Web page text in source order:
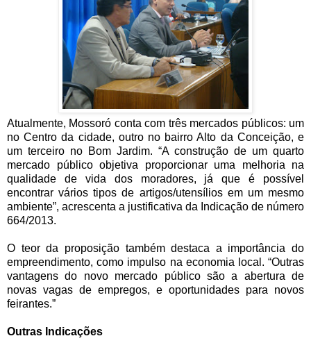
Atualmente, Mossoró conta com três mercados públicos: um
no Centro da cidade, outro no bairro Alto da Conceição, e
um terceiro no Bom Jardim. “A construção de um quarto
mercado público objetiva proporcionar uma melhoria na
qualidade de vida dos moradores, já que é possível
encontrar vários tipos de artigos/utensílios em um mesmo
ambiente”, acrescenta a justificativa da Indicação de número
664/2013.
O teor da proposição também destaca a importância do
empreendimento, como impulso na economia local. “Outras
vantagens do novo mercado público são a abertura de
novas vagas de empregos, e oportunidades para novos
feirantes.”
Outras Indicações